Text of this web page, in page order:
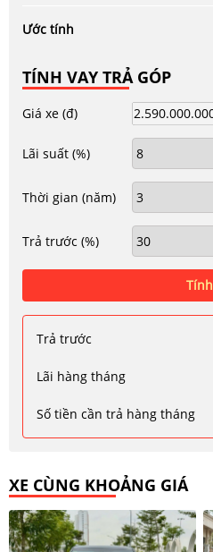
Ước tính
TÍNH VAY TRẢ GÓP
Giá xe (đ)
Lãi suất (%)
Thời gian (năm)
Trả trước (%)
Tính
Trả trước
Lãi hàng tháng
Số tiền cần trả hàng tháng
XE CÙNG KHOẢNG GIÁ